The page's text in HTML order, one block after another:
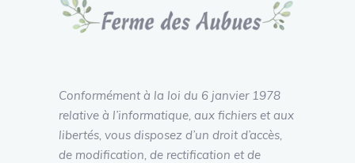
Conformément à la loi du 6 janvier 1978
relative à l’informatique, aux fichiers et aux
libertés, vous disposez d’un droit d’accès,
de modification, de rectification et de